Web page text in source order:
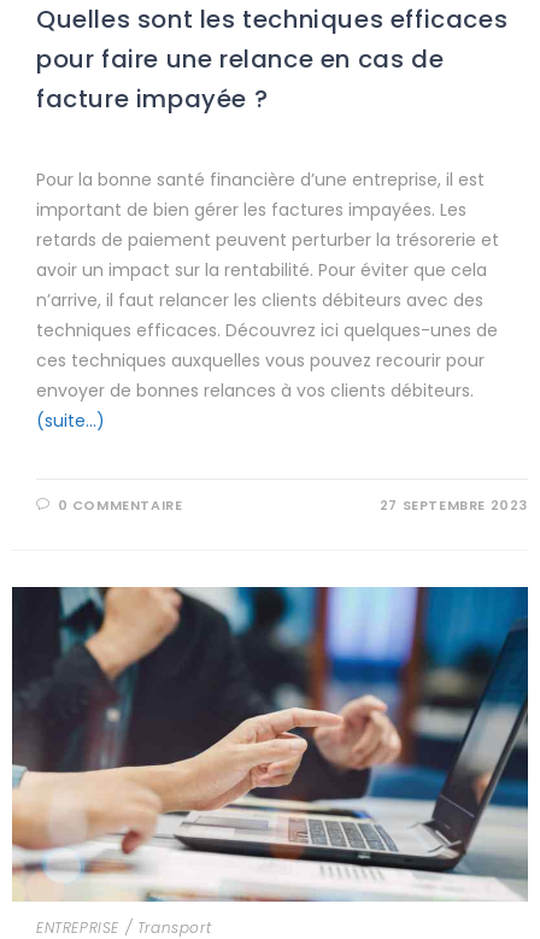
Quelles sont les techniques efficaces
pour faire une relance en cas de
facture impayée ?
Pour la bonne santé financière d’une entreprise, il est
important de bien gérer les factures impayées. Les
retards de paiement peuvent perturber la trésorerie et
avoir un impact sur la rentabilité. Pour éviter que cela
n’arrive, il faut relancer les clients débiteurs avec des
techniques efficaces. Découvrez ici quelques-unes de
ces techniques auxquelles vous pouvez recourir pour
envoyer de bonnes relances à vos clients débiteurs.
(suite…)
0 COMMENTAIRE 27 SEPTEMBRE 2023
ENTREPRISE / Transport